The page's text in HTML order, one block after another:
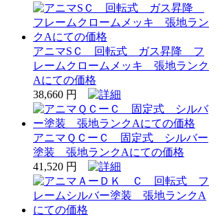
アニマSＣ 回転式 ガス昇降 フ
レームクロームメッキ 張地ランク
Aにての価格
38,660 円
アニマＱＣーＣ 固定式 シルバー
塗装 張地ランクAにての価格
41,520 円